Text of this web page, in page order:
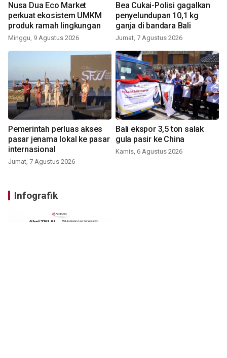
Nusa Dua Eco Market
perkuat ekosistem UMKM
produk ramah lingkungan
Minggu, 9 Agustus 2026
Bea Cukai-Polisi gagalkan
penyelundupan 10,1 kg
ganja di bandara Bali
Jumat, 7 Agustus 2026
Pemerintah perluas akses
pasar jenama lokal ke pasar
internasional
Jumat, 7 Agustus 2026
Bali ekspor 3,5 ton salak
gula pasir ke China
Kamis, 6 Agustus 2026
Infografik